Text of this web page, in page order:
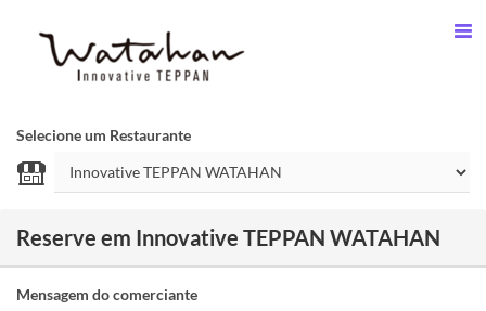
Selecione um Restaurante
Reserve em Innovative TEPPAN WATAHAN
Mensagem do comerciante